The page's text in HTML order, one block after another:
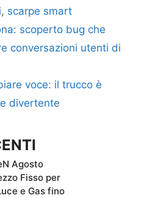
, scarpe smart
scoperto bug che
conversazioni utenti di
voce: il trucco è
divertente
Agosto
Fisso per
e Gas fino